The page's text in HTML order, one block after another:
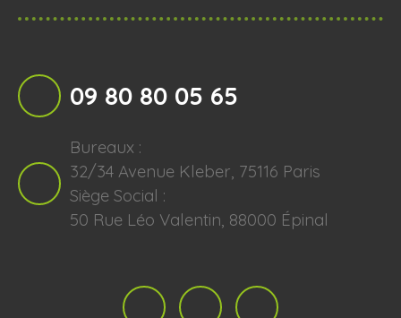
09 80 80 05 65
Bureaux :
32/34 Avenue Kleber, 75116 Paris
Siège Social :
50 Rue Léo Valentin, 88000 Épinal